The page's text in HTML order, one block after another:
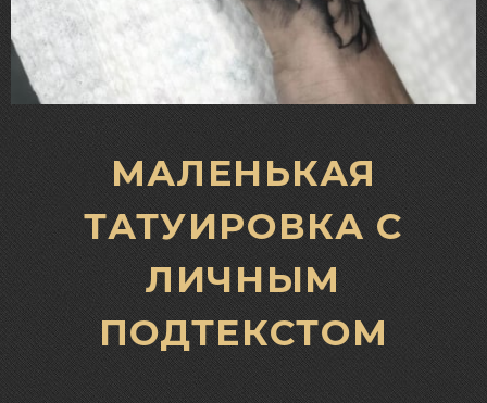
МАЛЕНЬКАЯ
ТАТУИРОВКА С
ЛИЧНЫМ
ПОДТЕКСТОМ